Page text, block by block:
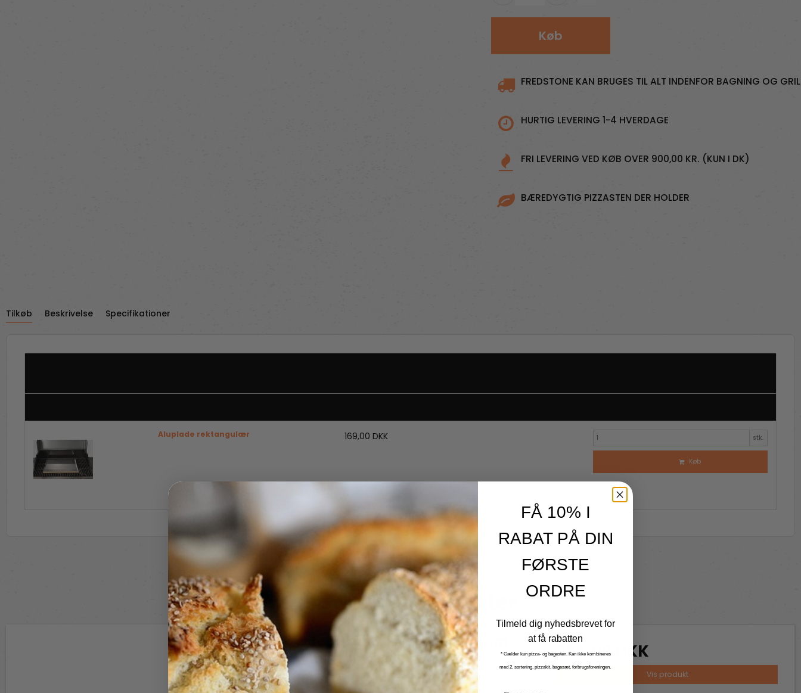
Køb
FREDSTONE KAN BRUGES TIL ALT INDENFOR BAGNING OG
HURTIG LEVERING 1-4 HVERDAGE
FRI LEVERING VED KØB OVER 900,00 KR. (KUN I DK)
BÆREDYGTIG PIZZASTEN DER HOLDER
Tilkøb Beskrivelse Specifikationer
Aluplade rektangulær 169,00 DKK stk.
Køb
Relaterede produkter
Fredstone rund pizzasten Ø 25 cm.
(1,6 cm. tykkelse)
Fredstone Grill & bageudstyr
FS37
395,00 DKK
Vis produkt
FÅ 10% I
RABAT PÅ DIN
FØRSTE
ORDRE
Tilmeld dig nyhedsbrevet for
at få rabatten
* Gælder kun pizza- og bagesten. Kan ikke kombineres
med 2. sortering, pizzakit, bagesæt, forbrugsforeningen.